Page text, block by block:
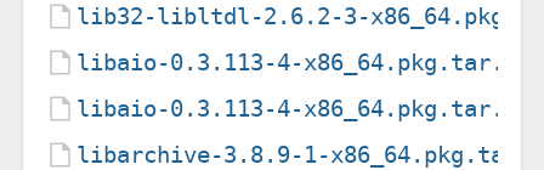
lib32-libltdl-2.6.2-3-
libaio-0.3.113-4-x86_64.pkg.tar.zst
libaio-0.3.113-4-
libarchive-3.8.9-1-